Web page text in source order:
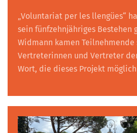
„Voluntariat per les llengües“
sein fünfzehnjähriges Bestehen
Widmann kamen Teilnehmende
Vertreterinnen und Vertreter
Wort, die dieses Projekt